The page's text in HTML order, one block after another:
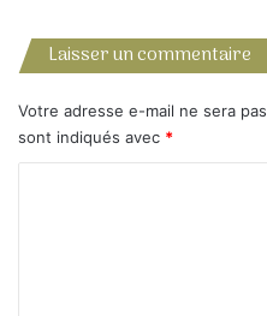
Laisser un commentaire
Votre adresse e-mail ne sera
sont indiqués avec *